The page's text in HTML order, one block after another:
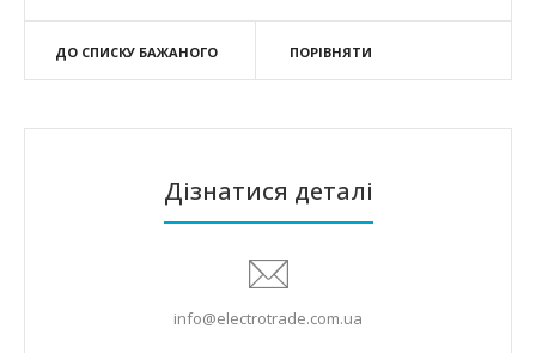
ДО СПИСКУ БАЖАНОГО ПОРІВНЯТИ
Дізнатися деталі
info@electrotrade.com.ua